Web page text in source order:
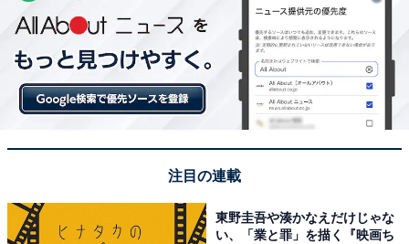
「ブラック企業」の問題そのもの
。超極端でありなが
ら、本質的には「現実にないわけではない」問題でもあ
り、主人公に同情して、ブラックさに笑って、さらに
「怖くもなる」というバランスも見どころです。
ちなみに原作の小説のタイトルは『ミッキー7』だった
せるようにしたい」と希望して、映画では『ミッキー
17』というタイトルになったのだとか。
注目の連載
東野圭吾や湊かなえだけじゃな
い、「業と罪」を描く『映画ち